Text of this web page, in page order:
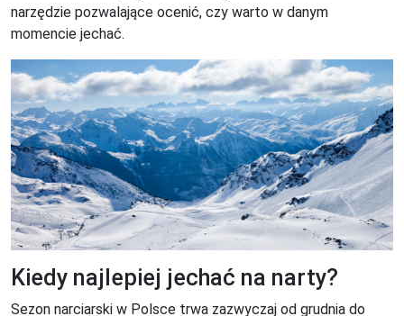
narzędzie pozwalające ocenić, czy warto w danym
momencie jechać.
Kiedy najlepiej jechać na narty?
Sezon narciarski w Polsce trwa zazwyczaj od grudnia do